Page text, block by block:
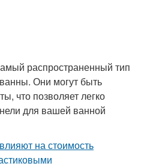
распространенный тип
Они могут быть
что позволяет легко
для вашей ванной